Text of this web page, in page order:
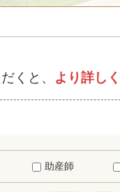
くと、 より詳し
助産師